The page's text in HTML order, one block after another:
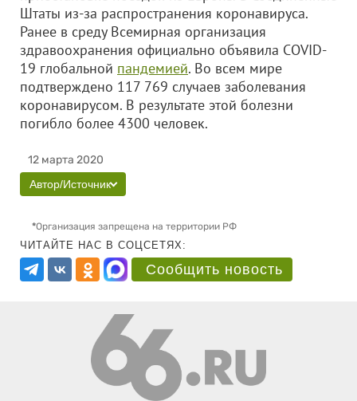
Штаты из-за распространения коронавируса.
Ранее в среду Всемирная организация
здравоохранения официально объявила COVID-
19 глобальной пандемией. Во всем мире
подтверждено 117 769 случаев заболевания
коронавирусом. В результате этой болезни
погибло более 4300 человек.
12 марта 2020
Автор/Источник
*Организация запрещена на территории РФ
ЧИТАЙТЕ НАС В СОЦСЕТЯХ:
Сообщить новость